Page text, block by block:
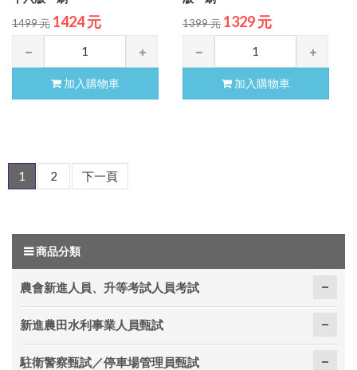
1499 元 1424 元
加入購物車
1399 元 1329 元
加入購物車
1 2 下一頁
商品分類
農會新進人員、升等考試人員考試
新進農田水利事業人員甄試
駐衛警察甄試／停車場管理員甄試